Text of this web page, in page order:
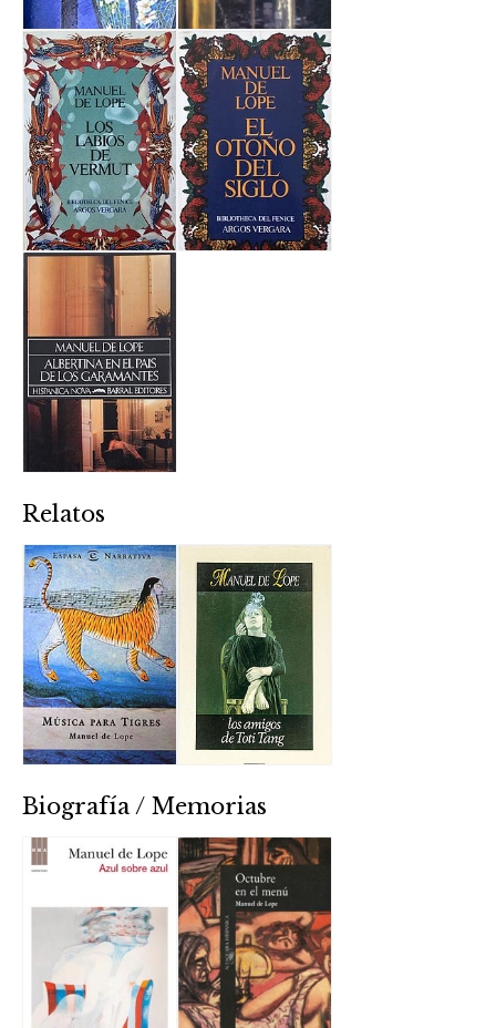
Relatos
Biografía / Memorias